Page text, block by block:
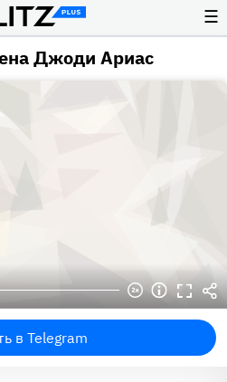
☰
Джоди Ариас
в Telegram